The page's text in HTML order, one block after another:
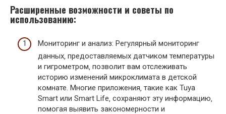
Расширенные возможности и советы по
использованию:
Мониторинг и анализ: Регулярный мониторинг
данных‚ предоставляемых датчиком температуры
и гигрометром‚ позволит вам отслеживать
историю изменений микроклимата в детской
комнате. Многие приложения‚ такие как Tuya
Smart или Smart Life‚ сохраняют эту информацию‚
помогая выявить закономерности и